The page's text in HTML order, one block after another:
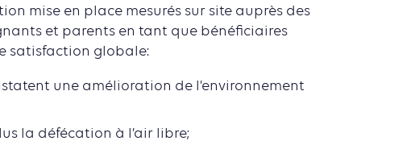
mise en place mesurés sur site auprès des
et parents en tant que bénéficiaires
satisfaction globale:
une amélioration de l’environnement
la défécation à l’air libre;